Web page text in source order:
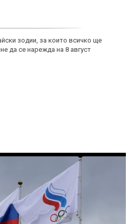
зодии, за които всичко ще
да се нарежда на 8 август